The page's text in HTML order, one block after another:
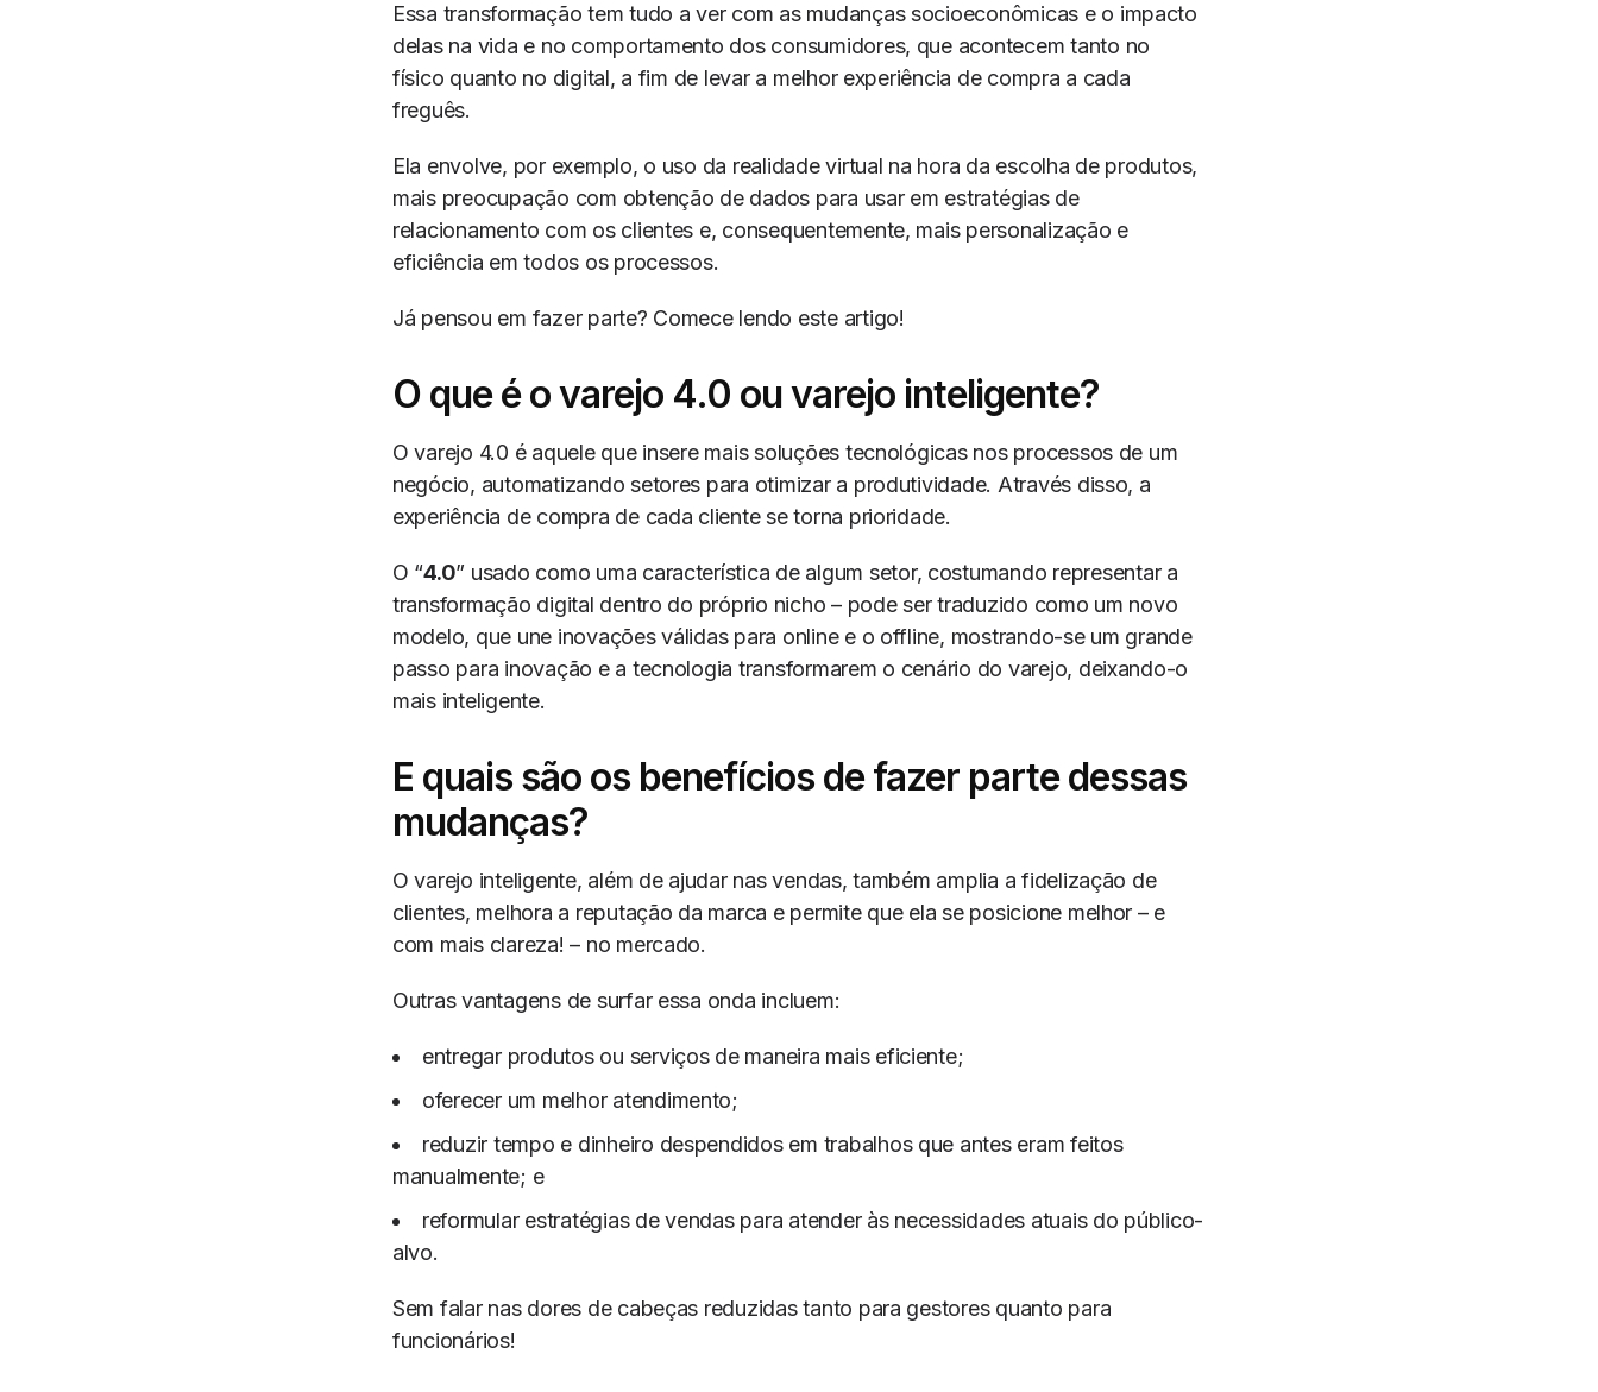
Essa transformação tem tudo a ver com as mudanças socioeconômicas e o impacto
delas na vida e no comportamento dos consumidores, que acontecem tanto no
físico quanto no digital, a fim de levar a melhor experiência de compra a cada
freguês.
Ela envolve, por exemplo, o uso da realidade virtual na hora da escolha de produtos,
mais preocupação com obtenção de dados para usar em estratégias de
relacionamento com os clientes e, consequentemente, mais personalização e
eficiência em todos os processos.
Já pensou em fazer parte? Comece lendo este artigo!
O que é o varejo 4.0 ou varejo inteligente?
O varejo 4.0 é aquele que insere mais soluções tecnológicas nos processos de um
negócio, automatizando setores para otimizar a produtividade. Através disso, a
experiência de compra de cada cliente se torna prioridade.
O “4.0” usado como uma característica de algum setor, costumando representar a
transformação digital dentro do próprio nicho – pode ser traduzido como um novo
modelo, que une inovações válidas para online e o offline, mostrando-se um grande
passo para inovação e a tecnologia transformarem o cenário do varejo, deixando-o
mais inteligente.
E quais são os benefícios de fazer parte dessas
mudanças?
O varejo inteligente, além de ajudar nas vendas, também amplia a fidelização de
clientes, melhora a reputação da marca e permite que ela se posicione melhor – e
com mais clareza! – no mercado.
Outras vantagens de surfar essa onda incluem:
entregar produtos ou serviços de maneira mais eficiente;
oferecer um melhor atendimento;
reduzir tempo e dinheiro despendidos em trabalhos que antes eram feitos
manualmente; e
reformular estratégias de vendas para atender às necessidades atuais do público-
alvo.
Sem falar nas dores de cabeças reduzidas tanto para gestores quanto para
funcionários!